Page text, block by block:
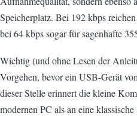
Speicherplatz. Bei 192 kbps
bei 64 kbps sogar für sagenhafte
Wichtig (und ohne Lesen der
Vorgehen, bevor ein USB-Gerät
dieser Stelle erinnert die kleine
modernen PC als an eine